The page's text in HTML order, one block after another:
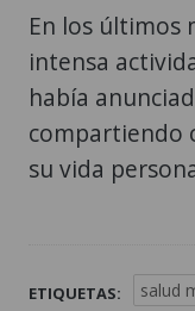
En los últimos
intensa
había
compartiendo
su vida
ETIQUETAS: salud